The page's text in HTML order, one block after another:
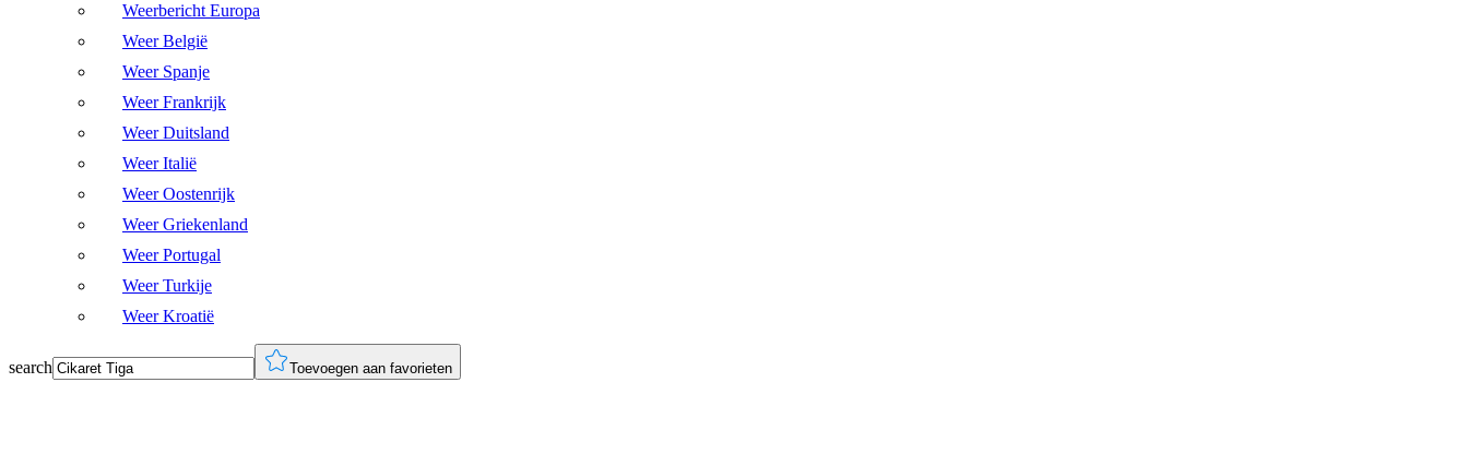
Weerbericht Europa
Weer België
Weer Spanje
Weer Frankrijk
Weer Duitsland
Weer Italië
Weer Oostenrijk
Weer Griekenland
Weer Portugal
Weer Turkije
Weer Kroatië
search Toevoegen aan favorieten